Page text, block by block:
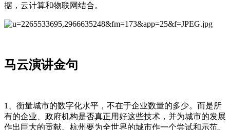
据，云计算和物联网结合。
马云演讲金句
1、衡量城市的数字化水平，不在于企业数量的多少。而是所
有的企业、政府机构是否真正用好这些技术，并为城市的发展
作出巨大的贡献。杭州要为全世界的城市作一个尝试和示范。